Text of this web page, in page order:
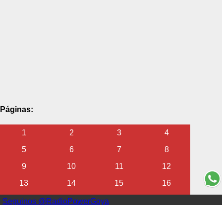
Seguinos @RadioPowerGoya
Páginas:
1 2 3
4
5
6 7
8
9
10 11
12
13
14 15
16
17
18